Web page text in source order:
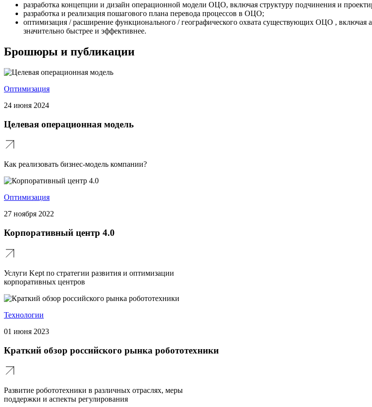
разработка концепции и дизайн операционной модели ОЦО, включая структуру подчинения и
разработка и реализация пошагового плана перевода процессов в ОЦО;
оптимизация / расширение функционального / географического охвата существующих ОЦО ,
значительно быстрее и эффективнее.
Брошюры и публикации
Оптимизация
24 июня 2024
Целевая операционная модель
Как реализовать бизнес-модель компании?
Оптимизация
27 ноября 2022
Корпоративный центр 4.0
Услуги Kept по стратегии развития и оптимизации
корпоративных центров
Технологии
01 июня 2023
Краткий обзор российского рынка робототехники
Развитие робототехники в различных отраслях, меры
поддержки и аспекты регулирования